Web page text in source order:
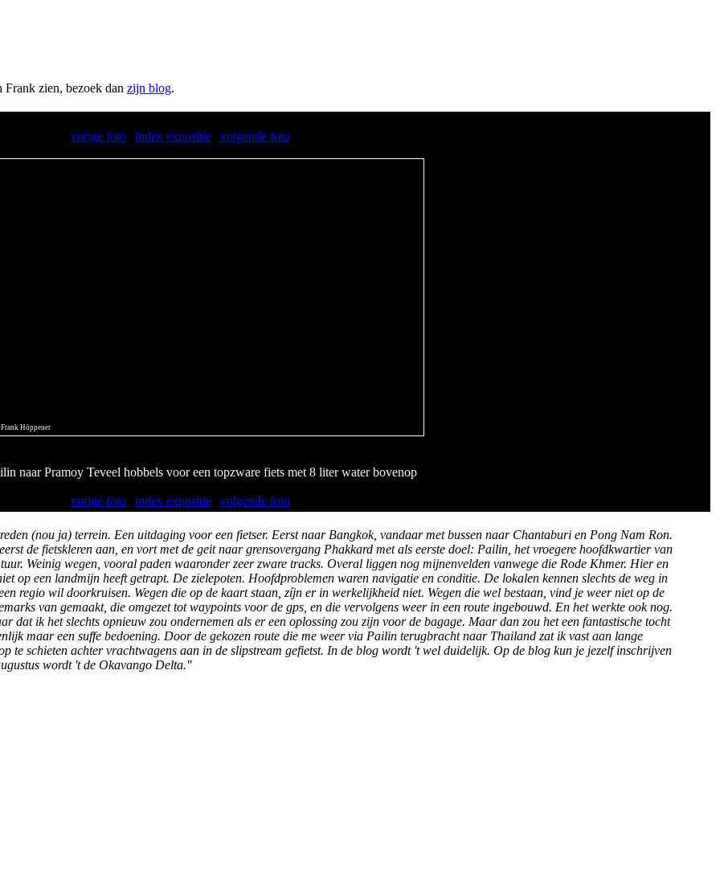
zien, bezoek dan zijn blog.
vorige foto| index expositie| volgende foto
Höppener
naar Pramoy Teveel hobbels voor een topzware fiets met 8 liter water bovenop
vorige foto| index expositie| volgende foto
(nou ja) terrein. Een uitdaging voor een fietser. Eerst naar Bangkok, vandaar met bussen naar Chantaburi en Pong Nam Ron.
de fietskleren aan, en vort met de geit naar grensovergang Phakkard met als eerste doel: Pailin, het vroegere hoofdkwartier van
Weinig wegen, vooral paden waaronder zeer zware tracks. Overal liggen nog mijnenvelden vanwege die Rode Khmer. Hier en
op een landmijn heeft getrapt. De zielepoten. Hoofdproblemen waren navigatie en conditie. De lokalen kennen slechts de weg in
regio wil doorkruisen. Wegen die op de kaart staan, zíjn er in werkelijkheid niet. Wegen die wel bestaan, vind je weer niet op de
van gemaakt, die omgezet tot waypoints voor de gps, en die vervolgens weer in een route ingebouwd. En het werkte ook nog.
dat ik het slechts opnieuw zou ondernemen als er een oplossing zou zijn voor de bagage. Maar dan zou het een fantastische tocht
maar een suffe bedoening. Door de gekozen route die me weer via Pailin terugbracht naar Thailand zat ik vast aan lange
te schieten achter vrachtwagens aan in de slipstream gefietst. In de blog wordt 't wel duidelijk. Op de blog kun je jezelf inschrijven
wordt 't de Okavango Delta."